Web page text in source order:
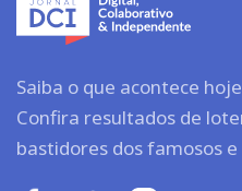
Saiba o que acontece
Confira resultados de
bastidores dos famosos e